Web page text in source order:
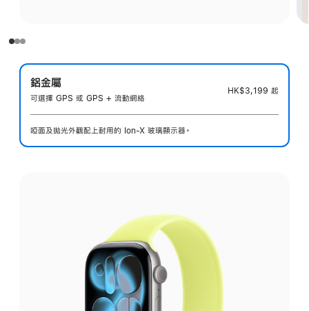
鋁金屬
可選擇 GPS 或 GPS + 流動網絡
HK$3,199 起
啞面及拋光外觀配上耐用的 Ion-X 玻璃顯示器。